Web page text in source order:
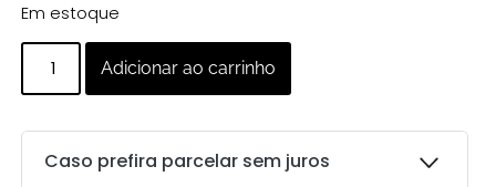
Em estoque
Adicionar ao carrinho
Caso prefira parcelar sem juros